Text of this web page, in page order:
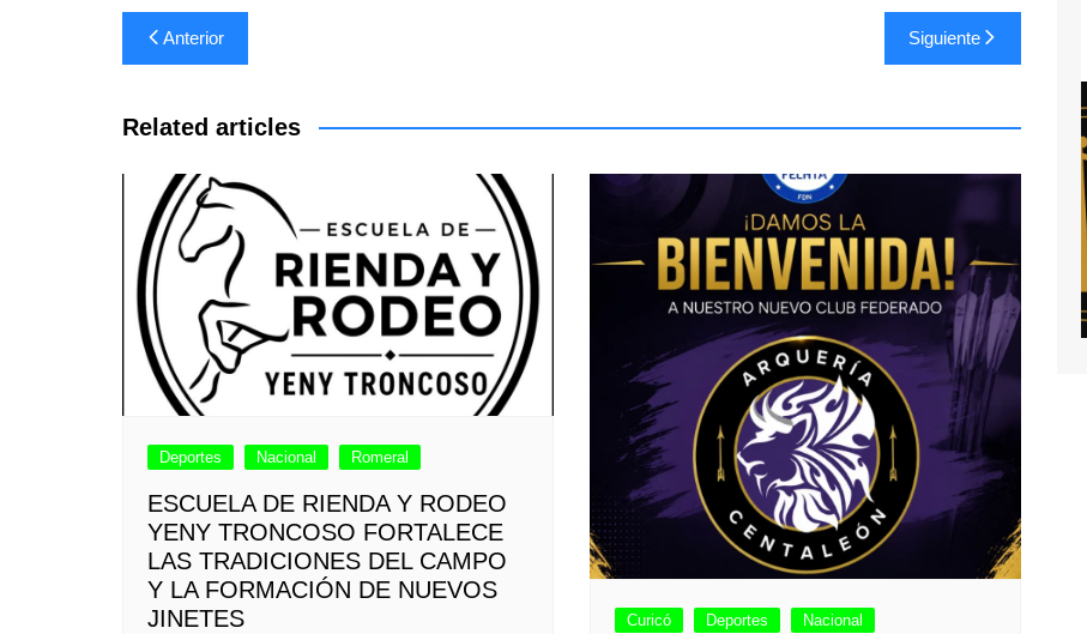
Navegación
de
entradas
Anterior Siguiente
Related articles
Deportes Nacional Romeral
ESCUELA DE RIENDA Y RODEO
YENY TRONCOSO FORTALECE
LAS TRADICIONES DEL CAMPO
Y LA FORMACIÓN DE NUEVOS
JINETES
Curicó Deportes Nacional